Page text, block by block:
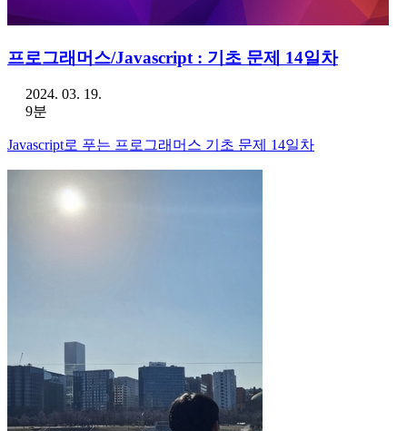
프로그래머스/Javascript : 기초 문제 14일차
2024. 03. 19.
9분
Javascript로 푸는 프로그래머스 기초 문제 14일차